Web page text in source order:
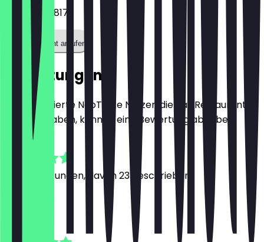
042167352817
Restaurant anrufen
Bewertungen
Nur registrierte NeoTaste Nutzer, die das Restaurant
besucht haben, können eine Bewertung abgeben.
Bewertungen, davon 23 geschrieben